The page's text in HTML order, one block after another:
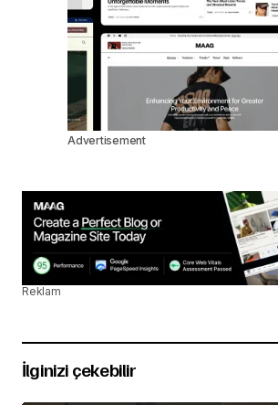
Advertisement
Reklam
İlginizi çekebilir